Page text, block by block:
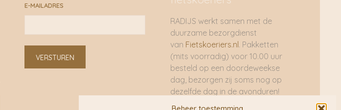
E-MAILADRES
VERSTUREN
RADIJS werkt samen met de
duurzame bezorgdienst
van Fietskoeriers.nl . Pakketten
(mits voorradig) voor 10.00 uur
besteld op een doordeweekse
dag, bezorgen zij soms nog op
dezelfde dag in de avonduren!
Brievenbuspakjes de volgende